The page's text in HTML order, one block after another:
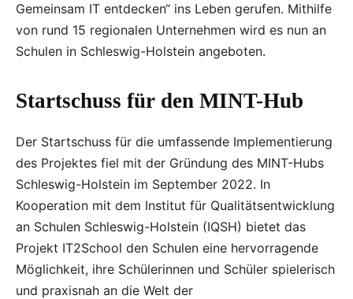
Gemeinsam IT entdecken“ ins Leben gerufen. Mithilfe
von rund 15 regionalen Unternehmen wird es nun an
Schulen in Schleswig-Holstein angeboten.
Startschuss für den MINT-Hub
Der Startschuss für die umfassende Implementierung
des Projektes fiel mit der Gründung des MINT-Hubs
Schleswig-Holstein im September 2022. In
Kooperation mit dem Institut für Qualitätsentwicklung
an Schulen Schleswig-Holstein (IQSH) bietet das
Projekt IT2School den Schulen eine hervorragende
Möglichkeit, ihre Schülerinnen und Schüler spielerisch
und praxisnah an die Welt der